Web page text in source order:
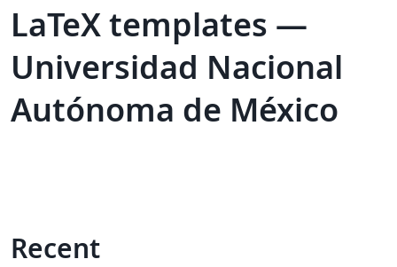
LaTeX templates —
Universidad Nacional
Autónoma de México
Recent